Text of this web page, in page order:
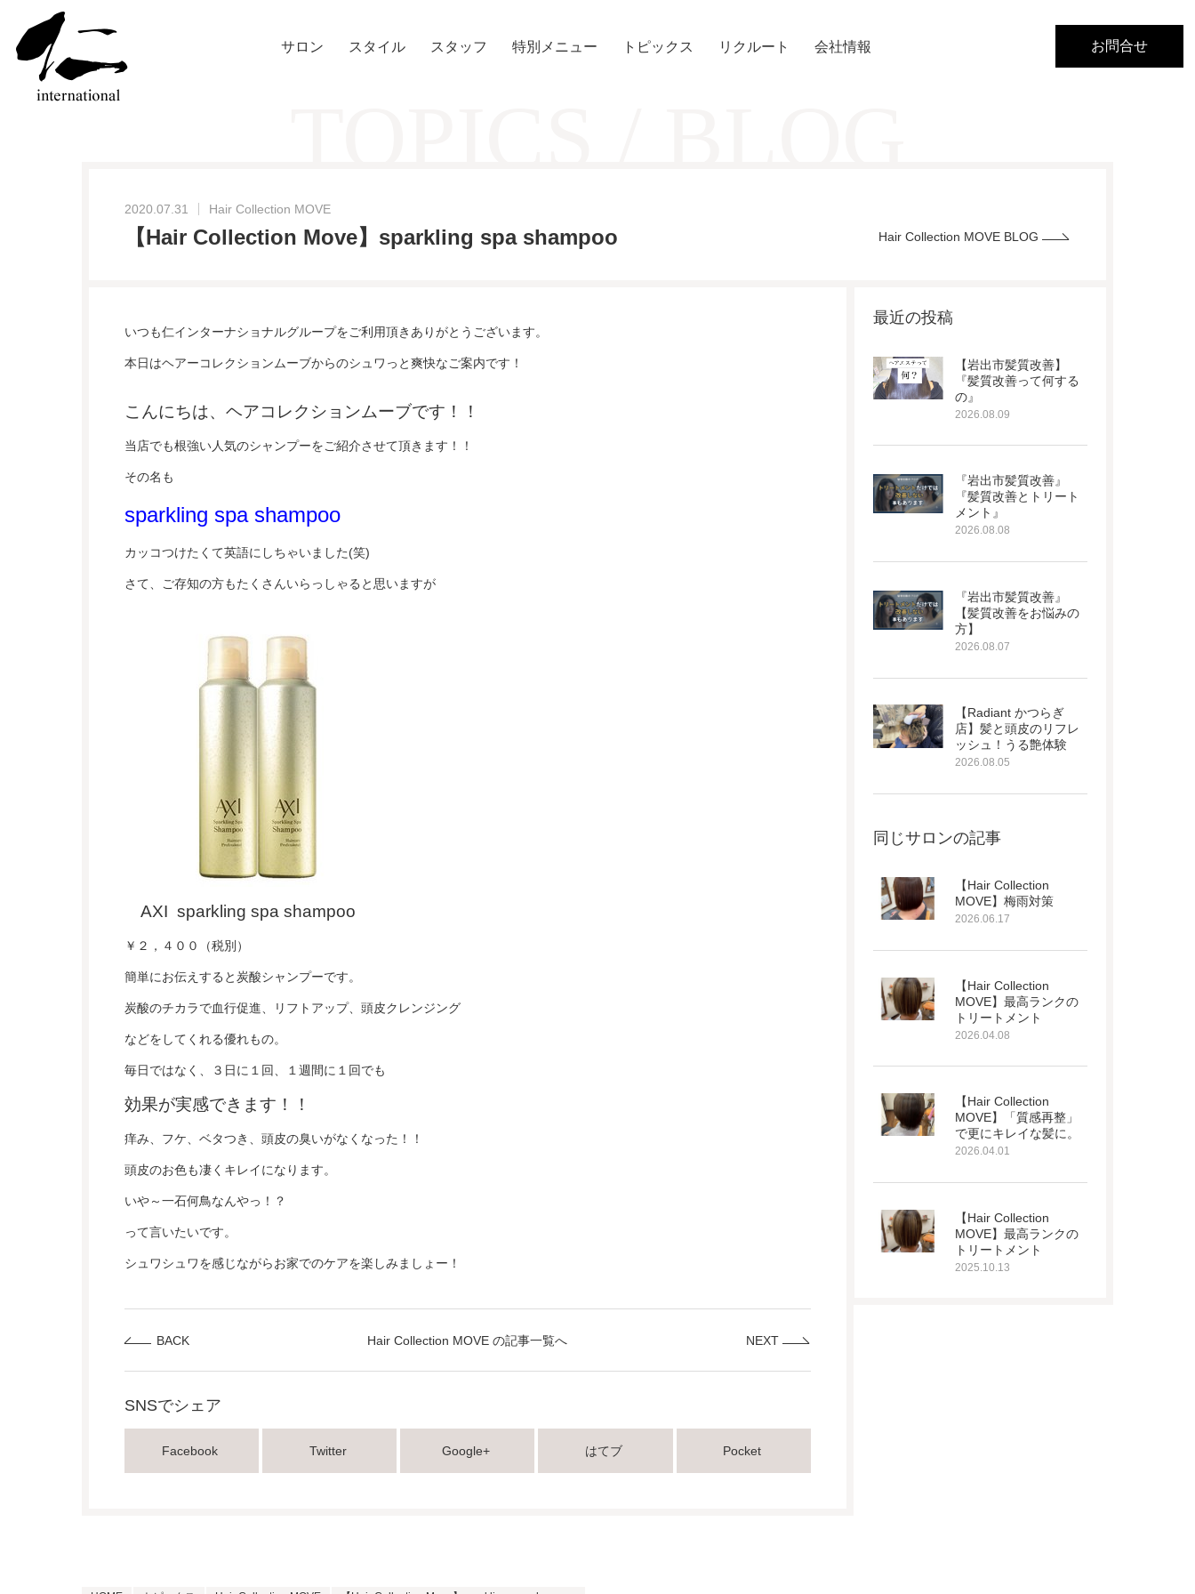
サロン スタイル スタッフ 特別メニュー トピックス リクルート 会社情報 お問合せ
2020.07.31 Hair Collection MOVE
【Hair Collection Move】sparkling spa shampoo Hair Collection MOVE BLOG
いつも仁インターナショナルグループをご利用頂きありがとうございます。
本日はヘアーコレクションムーブからのシュワっと爽快なご案内です！
こんにちは、ヘアコレクションムーブです！！
当店でも根強い人気のシャンプーをご紹介させて頂きます！！
その名も
sparkling spa shampoo
カッコつけたくて英語にしちゃいました(笑)
さて、ご存知の方もたくさんいらっしゃると思いますが
AXI sparkling spa shampoo
￥２，４００（税別）
簡単にお伝えすると炭酸シャンプーです。
炭酸のチカラで血行促進、リフトアップ、頭皮クレンジング
などをしてくれる優れもの。
毎日ではなく、３日に１回、１週間に１回でも
効果が実感できます！！
痒み、フケ、ベタつき、頭皮の臭いがなくなった！！
頭皮のお色も凄くキレイになります。
いや～一石何鳥なんやっ！？
って言いたいです。
シュワシュワを感じながらお家でのケアを楽しみましょー！
BACK Hair Collection MOVE の記事一覧へ NEXT
SNSでシェア
Facebook Twitter Google+ はてブ Pocket
最近の投稿
【岩出市髪質改善】
『髪質改善って何する
の』
2026.08.09
『岩出市髪質改善』
『髪質改善とトリート
メント』
2026.08.08
『岩出市髪質改善』
【髪質改善をお悩みの
方】
2026.08.07
【Radiant かつらぎ
店】髪と頭皮のリフレ
ッシュ！うる艶体験
2026.08.05
同じサロンの記事
【Hair Collection
MOVE】梅雨対策
2026.06.17
【Hair Collection
MOVE】最高ランクの
トリートメント
2026.04.08
【Hair Collection
MOVE】「質感再整」
で更にキレイな髪に。
2026.04.01
【Hair Collection
MOVE】最高ランクの
トリートメント
2025.10.13